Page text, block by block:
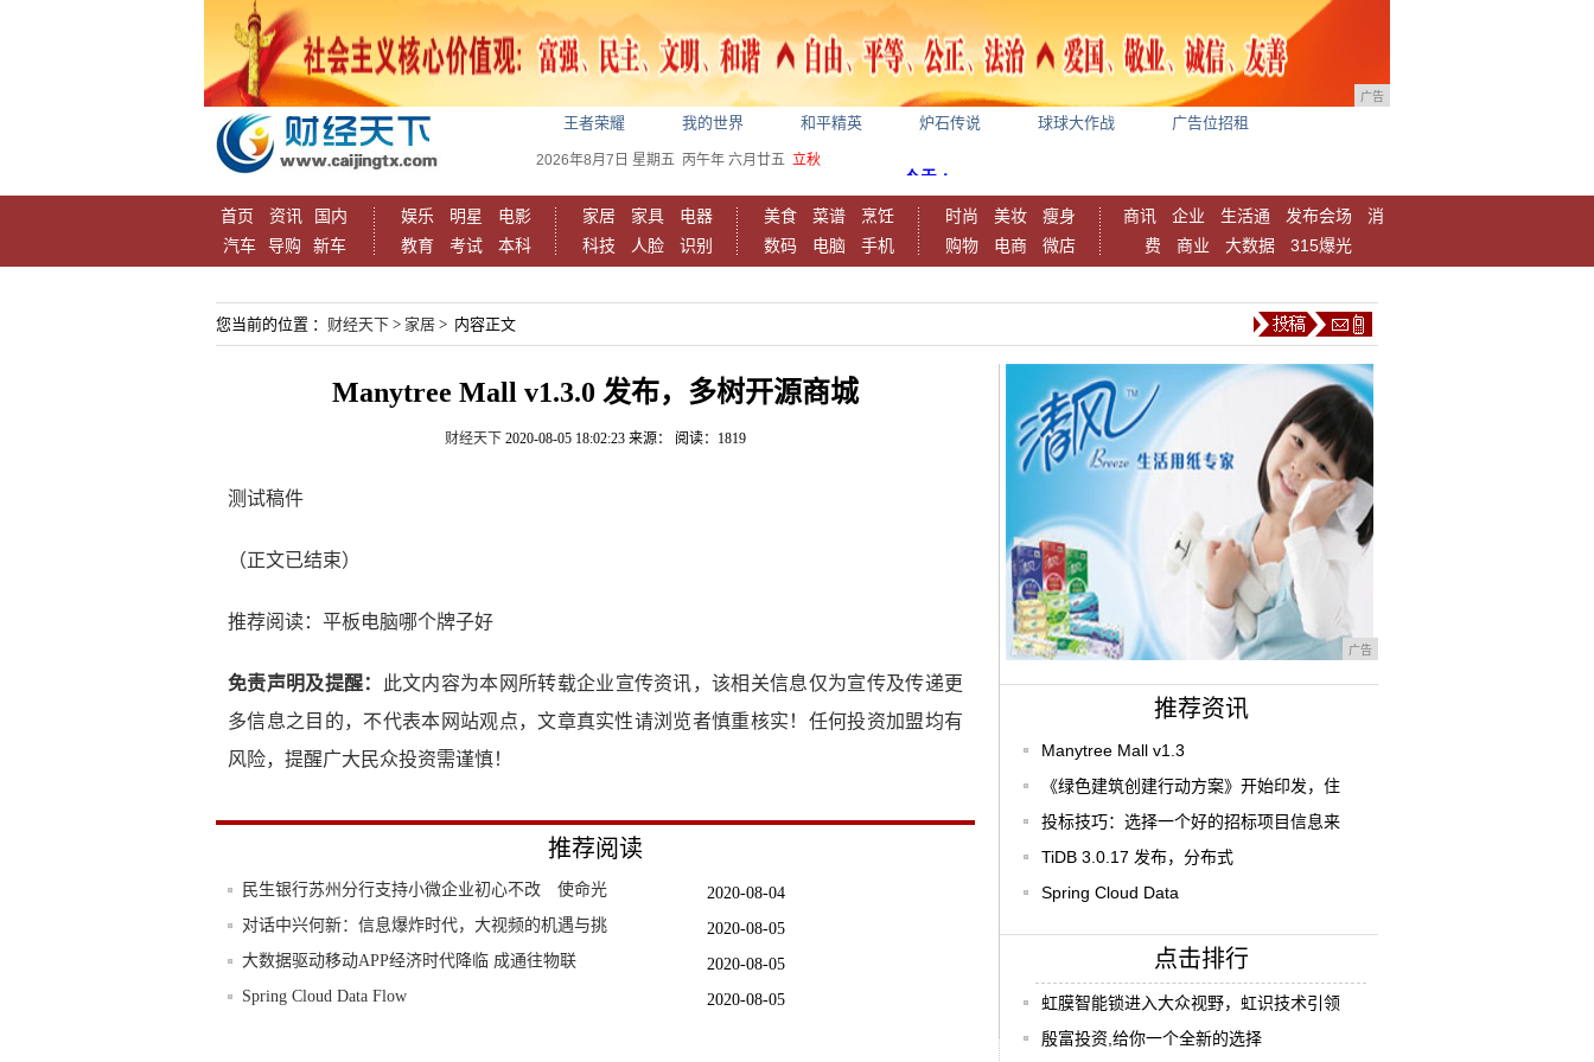
广告
王者荣耀 我的世界 和平精英 炉石传说 球球大作战 广告位招租
2026年8月7日 星期五 丙午年 六月廿五 立秋
首页 资讯
国内
汽车
导购 新车
娱乐 明星
电影
教育
考试 本科
家居 家具
电器
科技
人脸 识别
美食 菜谱
烹饪
数码
电脑 手机
时尚 美妆
瘦身
购物
电商 微店
商讯 企业 生活通 发布会场
消
费
商业 大数据 315爆光
您当前的位置 ： 财经天下 > 家居 > 内容正文
Manytree Mall v1.3.0 发布，多树开源商城
财经天下 2020-08-05 18:02:23 来源： 阅读：1819
测试稿件
（正文已结束）
推荐阅读： 平板电脑哪个牌子好
免责声明及提醒：
此文内容为本网所转载企业宣传资讯，该相关信息仅为宣传及传递更
多信息之目的，不代表本网站观点，文章真实性请浏览者慎重核实！任何投资加盟均有
风险，提醒广大民众投资需谨慎！
推荐阅读
2020-08-04
民生银行苏州分行支持小微企业初心不改 使命光
2020-08-05
对话中兴何新：信息爆炸时代，大视频的机遇与挑
2020-08-05
大数据驱动移动APP经济时代降临 成通往物联
2020-08-05
Spring Cloud Data Flow
广告
推荐资讯
Manytree Mall v1.3
《绿色建筑创建行动方案》开始印发，住
投标技巧：选择一个好的招标项目信息来
TiDB 3.0.17 发布，分布式
Spring Cloud Data
点击排行
虹膜智能锁进入大众视野，虹识技术引领
殷富投资,给你一个全新的选择